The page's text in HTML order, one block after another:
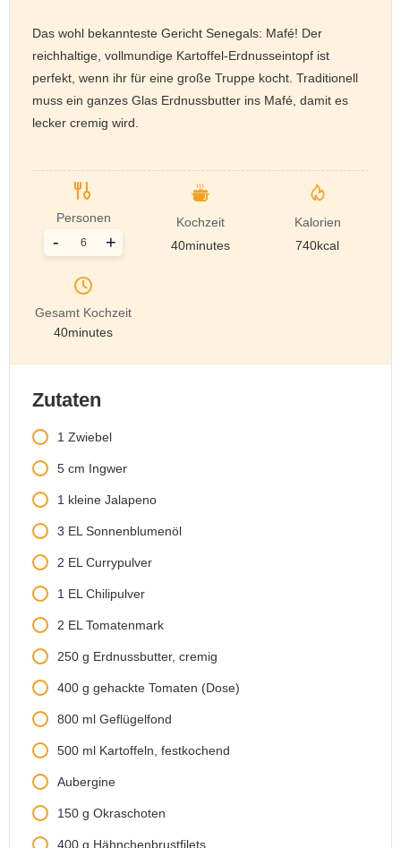
Das wohl bekannteste Gericht Senegals: Mafé! Der
reichhaltige, vollmundige Kartoffel-Erdnusseintopf ist
perfekt, wenn ihr für eine große Truppe kocht. Traditionell
muss ein ganzes Glas Erdnussbutter ins Mafé, damit es
lecker cremig wird.
Personen
+
-
Kochzeit
40minutes
Kalorien
740kcal
Gesamt Kochzeit
40minutes
Zutaten
1 Zwiebel
5 cm Ingwer
1 kleine Jalapeno
3 EL Sonnenblumenöl
2 EL Currypulver
1 EL Chilipulver
2 EL Tomatenmark
250 g Erdnussbutter, cremig
400 g gehackte Tomaten (Dose)
800 ml Geflügelfond
500 ml Kartoffeln, festkochend
Aubergine
150 g Okraschoten
400 g Hähnchenbrustfilets